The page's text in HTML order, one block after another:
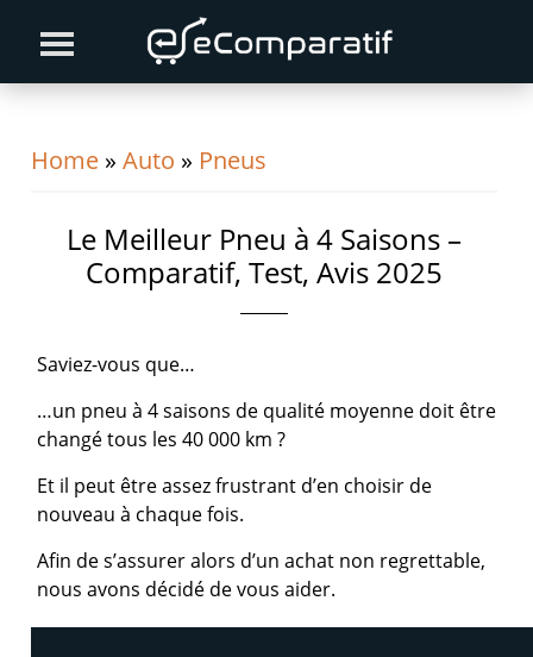
primary
content
primary
Home »Auto » Pneus
Le Meilleur Pneu à 4 Saisons –
Comparatif, Test, Avis 2025
Saviez-vous que…
…un pneu à 4 saisons de qualité moyenne doit être
changé tous les 40 000 km ?
Et il peut être assez frustrant d’en choisir de
nouveau à chaque fois.
Afin de s’assurer alors d’un achat non regrettable,
nous avons décidé de vous aider.